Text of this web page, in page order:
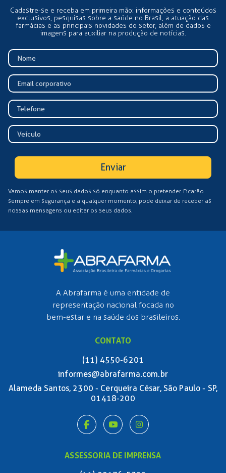
Cadastre-se e receba em primeira mão: informações e conteúdos
exclusivos, pesquisas sobre a saúde no Brasil, a atuação das
farmácias e as principais novidades do setor, além de dados e
imagens para auxiliar na produção de notícias.
Enviar
Vamos manter os seus dados só enquanto assim o pretender. Ficarão
sempre em segurança e a qualquer momento, pode deixar de receber as
nossas mensagens ou editar os seus dados.
A Abrafarma é uma entidade de
representação nacional focada no
bem-estar e na saúde dos brasileiros.
CONTATO
(11) 4550-6201
informes@abrafarma.com.br
Alameda Santos, 2300 - Cerqueira César, São Paulo - SP,
01418-200
ASSESSORIA DE IMPRENSA